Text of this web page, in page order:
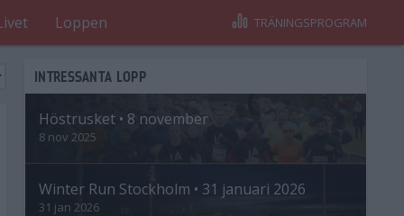
Loppen TRÄNINGSPROGRAM
INTRESSANTA LOPP
Höstrusket • 8 november
8 nov 2025
Winter Run Stockholm • 31 januari 2026
31 jan 2026